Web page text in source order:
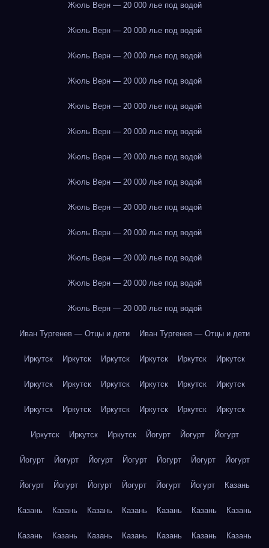
Жюль Верн — 20 000 лье под водой
Жюль Верн — 20 000 лье под водой
Жюль Верн — 20 000 лье под водой
Жюль Верн — 20 000 лье под водой
Жюль Верн — 20 000 лье под водой
Жюль Верн — 20 000 лье под водой
Жюль Верн — 20 000 лье под водой
Жюль Верн — 20 000 лье под водой
Жюль Верн — 20 000 лье под водой
Жюль Верн — 20 000 лье под водой
Жюль Верн — 20 000 лье под водой
Жюль Верн — 20 000 лье под водой
Жюль Верн — 20 000 лье под водой
Иван Тургенев — Отцы и дети Иван Тургенев — Отцы и дети
Иркутск Иркутск Иркутск Иркутск Иркутск Иркутск
Иркутск Иркутск Иркутск Иркутск Иркутск Иркутск
Иркутск Иркутск Иркутск Иркутск Иркутск Иркутск
Иркутск Иркутск Иркутск Йогурт Йогурт Йогурт
Йогурт Йогурт Йогурт Йогурт Йогурт Йогурт Йогурт
Йогурт Йогурт Йогурт Йогурт Йогурт Йогурт Казань
Казань Казань Казань Казань Казань Казань Казань
Казань Казань Казань Казань Казань Казань Казань